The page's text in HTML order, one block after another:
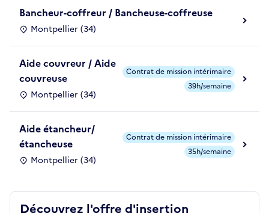
Bancheur-coffreur / Bancheuse-coffreuse
Montpellier (34)
Aide couvreur / Aide
couvreuse
Montpellier (34)
Contrat de mission intérimaire
39h/semaine
Aide étancheur/
étancheuse
Montpellier (34)
Contrat de mission intérimaire
35h/semaine
Découvrez l'offre d'insertion